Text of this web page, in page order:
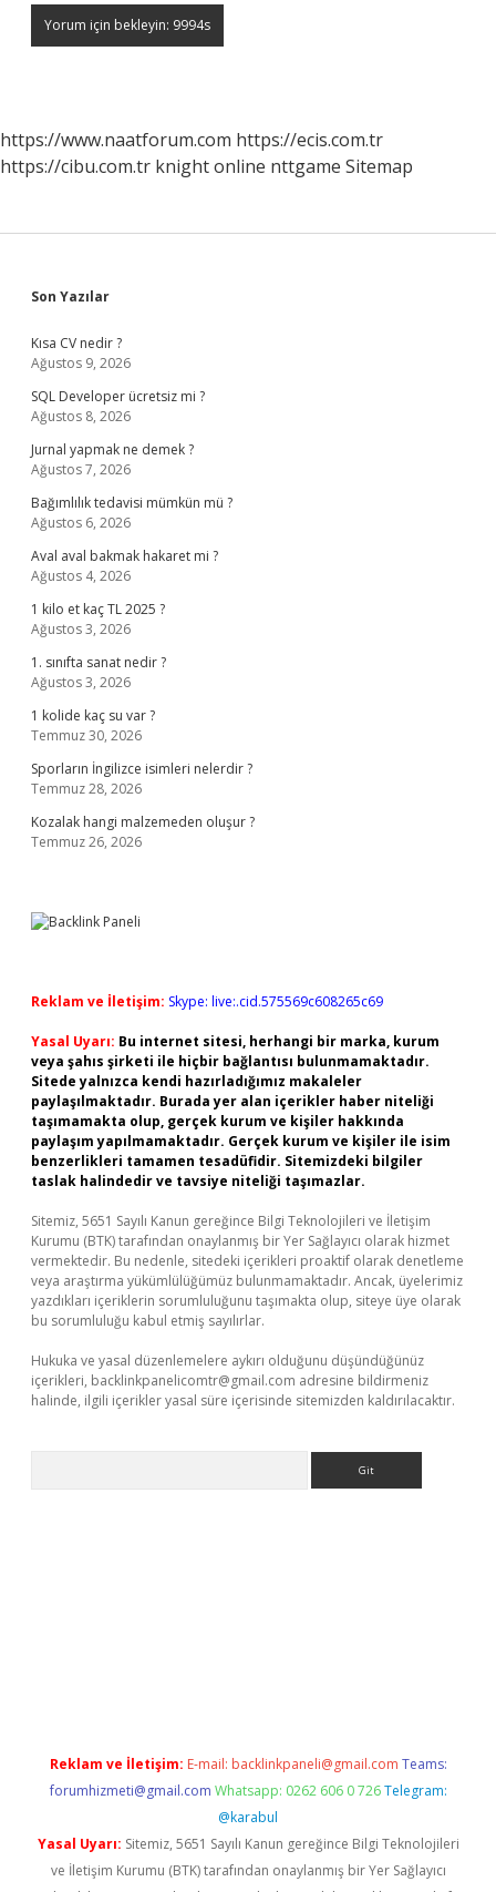
https://www.naatforum.com https://ecis.com.tr
https://cibu.com.tr knight online nttgame Sitemap
Sidebar
Son Yazılar
Kısa CV nedir ?
Ağustos 9, 2026
SQL Developer ücretsiz mi ?
Ağustos 8, 2026
Jurnal yapmak ne demek ?
Ağustos 7, 2026
Bağımlılık tedavisi mümkün mü ?
Ağustos 6, 2026
Aval aval bakmak hakaret mi ?
Ağustos 4, 2026
1 kilo et kaç TL 2025 ?
Ağustos 3, 2026
1. sınıfta sanat nedir ?
Ağustos 3, 2026
1 kolide kaç su var ?
Temmuz 30, 2026
Sporların İngilizce isimleri nelerdir ?
Temmuz 28, 2026
Kozalak hangi malzemeden oluşur ?
Temmuz 26, 2026
Reklam ve İletişim: Skype: live:.cid.575569c608265c69
Yasal Uyarı: Bu internet sitesi, herhangi bir marka, kurum
veya şahıs şirketi ile hiçbir bağlantısı bulunmamaktadır.
Sitede yalnızca kendi hazırladığımız makaleler
paylaşılmaktadır. Burada yer alan içerikler haber niteliği
taşımamakta olup, gerçek kurum ve kişiler hakkında
paylaşım yapılmamaktadır. Gerçek kurum ve kişiler ile isim
benzerlikleri tamamen tesadüfidir. Sitemizdeki bilgiler
taslak halindedir ve tavsiye niteliği taşımazlar.
Sitemiz, 5651 Sayılı Kanun gereğince Bilgi Teknolojileri ve İletişim
Kurumu (BTK) tarafından onaylanmış bir Yer Sağlayıcı olarak hizmet
vermektedir. Bu nedenle, sitedeki içerikleri proaktif olarak denetleme
veya araştırma yükümlülüğümüz bulunmamaktadır. Ancak, üyelerimiz
yazdıkları içeriklerin sorumluluğunu taşımakta olup, siteye üye olarak
bu sorumluluğu kabul etmiş sayılırlar.
Hukuka ve yasal düzenlemelere aykırı olduğunu düşündüğünüz
içerikleri, backlinkpanelicomtr@gmail.com adresine bildirmeniz
halinde, ilgili içerikler yasal süre içerisinde sitemizden kaldırılacaktır.
Reklam ve İletişim: E-mail: backlinkpaneli@gmail.com Teams:
forumhizmeti@gmail.com Whatsapp: 0262 606 0 726 Telegram:
@karabul
Yasal Uyarı: Sitemiz, 5651 Sayılı Kanun gereğince Bilgi Teknolojileri
ve İletişim Kurumu (BTK) tarafından onaylanmış bir Yer Sağlayıcı